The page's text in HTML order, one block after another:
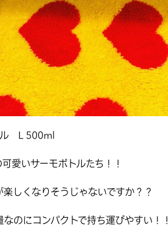
ル L 500ml
愛いサーモボトルたち！！
しくなりそうじゃないですか？？
のにコンパクトで持ち運びやすい！！